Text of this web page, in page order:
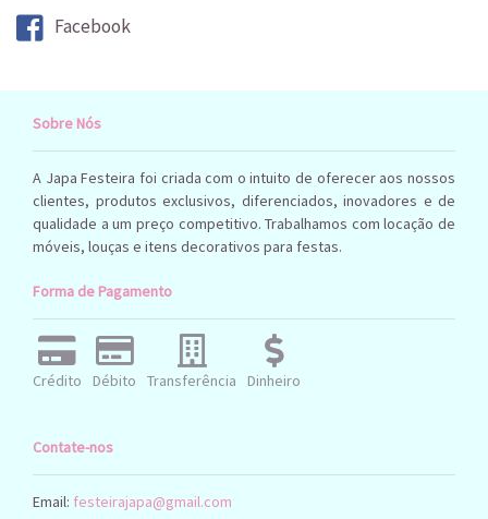
Facebook
Sobre Nós
A Japa Festeira foi criada com o intuito de oferecer aos nossos
clientes, produtos exclusivos, diferenciados, inovadores e de
qualidade a um preço competitivo. Trabalhamos com locação de
móveis, louças e itens decorativos para festas.
Forma de Pagamento
Crédito Débito Transferência Dinheiro
Contate-nos
Email: festeirajapa@gmail.com